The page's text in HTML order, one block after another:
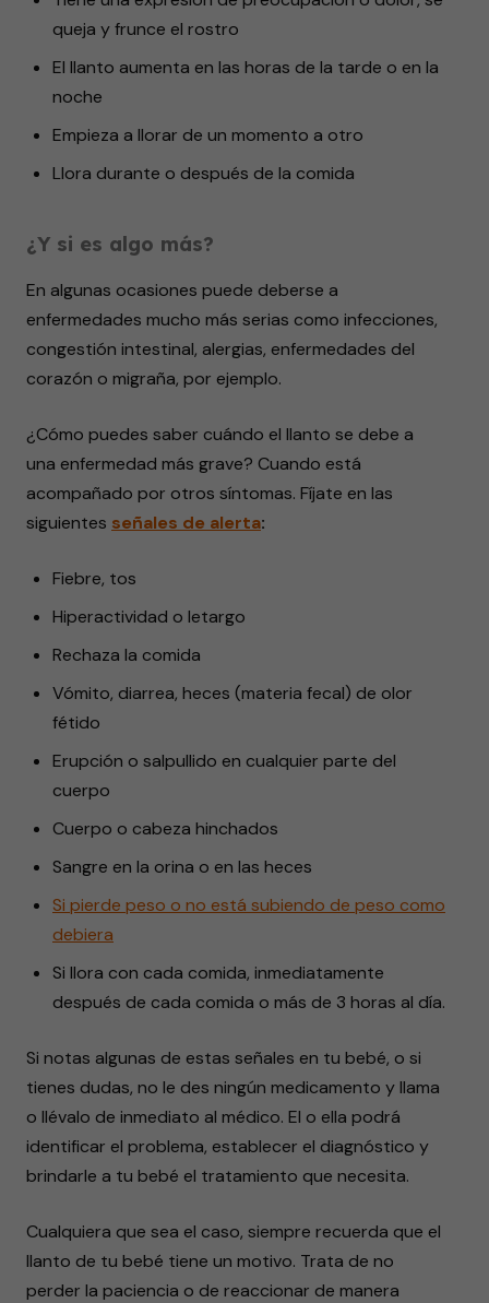
queja y frunce el rostro
El llanto aumenta en las horas de la tarde o en la
noche
Empieza a llorar de un momento a otro
Llora durante o después de la comida
¿Y si es algo más?
En algunas ocasiones puede deberse a
enfermedades mucho más serias como infecciones,
congestión intestinal, alergias, enfermedades del
corazón o migraña, por ejemplo.
¿Cómo puedes saber cuándo el llanto se debe a
una enfermedad más grave? Cuando está
acompañado por otros síntomas. Fíjate en las
siguientes señales de alerta:
Fiebre, tos
Hiperactividad o letargo
Rechaza la comida
Vómito, diarrea, heces (materia fecal) de olor
fétido
Erupción o salpullido en cualquier parte del
cuerpo
Cuerpo o cabeza hinchados
Sangre en la orina o en las heces
Si pierde peso o no está subiendo de peso como
debiera
Si llora con cada comida, inmediatamente
después de cada comida o más de 3 horas al día.
Si notas algunas de estas señales en tu bebé, o si
tienes dudas, no le des ningún medicamento y llama
o llévalo de inmediato al médico. El o ella podrá
identificar el problema, establecer el diagnóstico y
brindarle a tu bebé el tratamiento que necesita.
Cualquiera que sea el caso, siempre recuerda que el
llanto de tu bebé tiene un motivo. Trata de no
perder la paciencia o de reaccionar de manera